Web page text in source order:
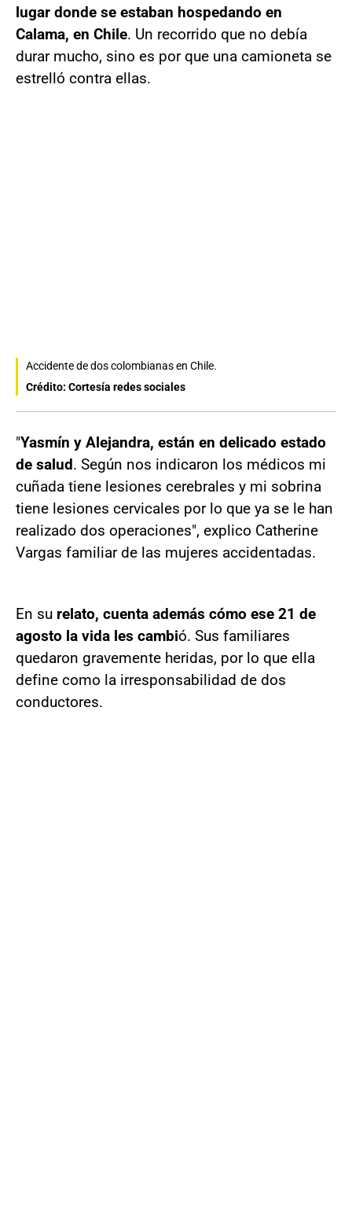
lugar donde se estaban hospedando en
Calama, en Chile. Un recorrido que no debía
durar mucho, sino es por que una camioneta se
estrelló contra ellas.
Accidente de dos colombianas en Chile.
Crédito: Cortesía redes sociales
"Yasmín y Alejandra, están en delicado estado
de salud. Según nos indicaron los médicos mi
cuñada tiene lesiones cerebrales y mi sobrina
tiene lesiones cervicales por lo que ya se le han
realizado dos operaciones", explico Catherine
Vargas familiar de las mujeres accidentadas.
En su relato, cuenta además cómo ese 21 de
agosto la vida les cambió. Sus familiares
quedaron gravemente heridas, por lo que ella
define como la irresponsabilidad de dos
conductores.